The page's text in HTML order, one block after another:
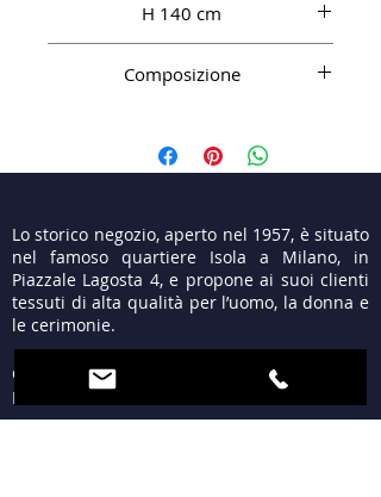
H 140 cm
Composizione
Lo storico negozio, aperto nel 1957, è situato
nel famoso quartiere Isola a Milano, in
Piazzale Lagosta 4, e propone ai suoi clienti
tessuti di alta qualità per l’uomo, la donna e
le cerimonie.
ORARI
LUN 15:30 - 19:30